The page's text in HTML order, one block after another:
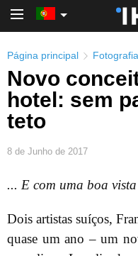
Página principal Fotografia
Novo
hotel: sem
teto
8 de Junho de 2017
... E com uma boa vista
Dois artistas suíços,
quase um ano – um